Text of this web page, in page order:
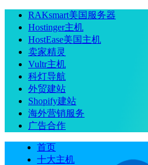
RAKsmart美国服务器
Hostinger主机
HostEase美国主机
卖家精灵
Vultr主机
科灯导航
外贸建站
Shopify建站
海外营销服务
广告合作
首页
十大主机